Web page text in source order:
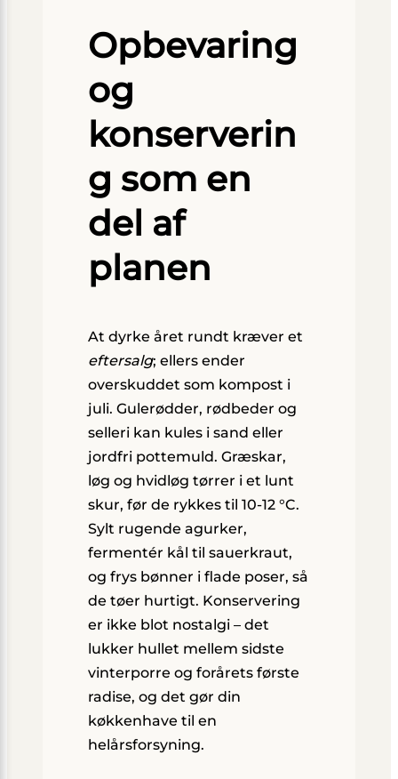
Opbevaring
og
konserverin
g som en
del af
planen
At dyrke året rundt kræver et
eftersalg; ellers ender
overskuddet som kompost i
juli. Gulerødder, rødbeder og
selleri kan kules i sand eller
jordfri pottemuld. Græskar,
løg og hvidløg tørrer i et lunt
skur, før de rykkes til 10-12 °C.
Sylt rugende agurker,
fermentér kål til sauerkraut,
og frys bønner i flade poser, så
de tøer hurtigt. Konservering
er ikke blot nostalgi – det
lukker hullet mellem sidste
vinterporre og forårets første
radise, og det gør din
køkkenhave til en
helårsforsyning.